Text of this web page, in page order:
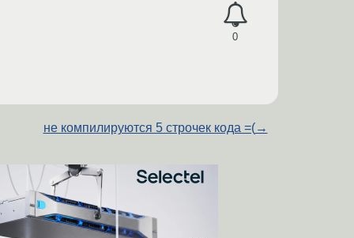
0
не компилируются 5 строчек кода =(→